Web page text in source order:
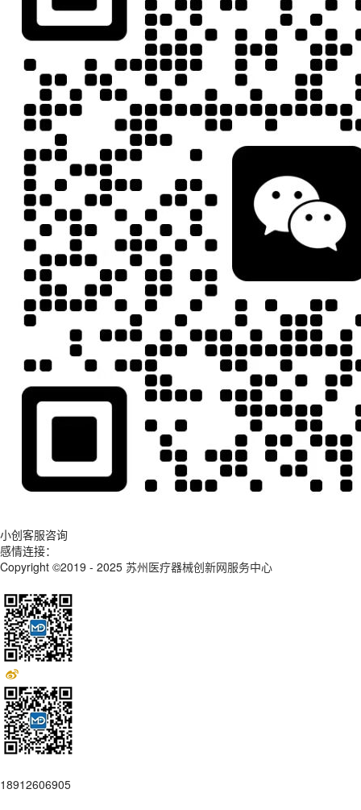
小创客服咨询
感情连接：
Copyright ©2019 - 2025 苏州医疗器械创新网服务中心
18912606905